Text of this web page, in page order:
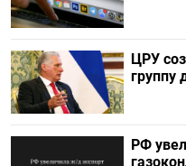
ЦРУ
группу
РФ